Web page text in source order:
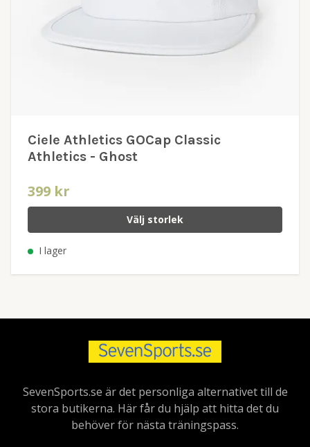
Ciele Athletics GOCap Classic
Athletics - Ghost
399 kr
Välj storlek
I lager
SevenSports.se är det personliga alternativet till de
stora butikerna. Här får du hjälp att hitta det du
behöver för nästa träningspass.